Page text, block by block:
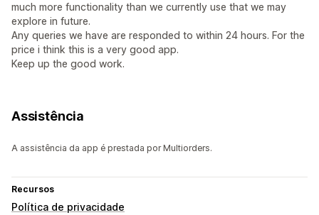
much more functionality than we currently use that we may
explore in future.
Any queries we have are responded to within 24 hours. For the
price i think this is a very good app.
Keep up the good work.
Assistência
A assistência da app é prestada por Multiorders.
Recursos
Política de privacidade